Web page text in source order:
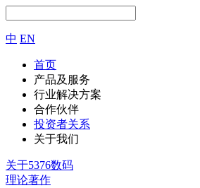
中 EN
首页
产品及服务
行业解决方案
合作伙伴
投资者关系
关于我们
关于5376数码
理论著作